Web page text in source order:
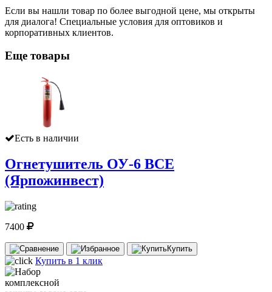
Если вы нашли товар по более выгодной цене, мы открыты
для диалога! Специальные условия для оптовиков и
корпоративных клиентов.
Еще товары
Есть в наличии
Огнетушитель ОУ-6 ВСЕ
(Ярпожинвест)
7400
Купить
Купить в 1 клик